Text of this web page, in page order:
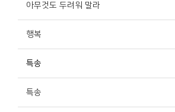
아무것도 두려워 말라
행복
특송
특송